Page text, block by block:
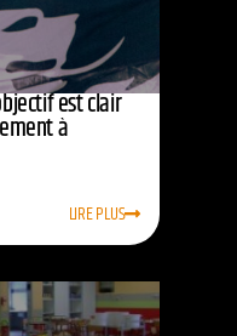
est clair
à
LIRE PLUS